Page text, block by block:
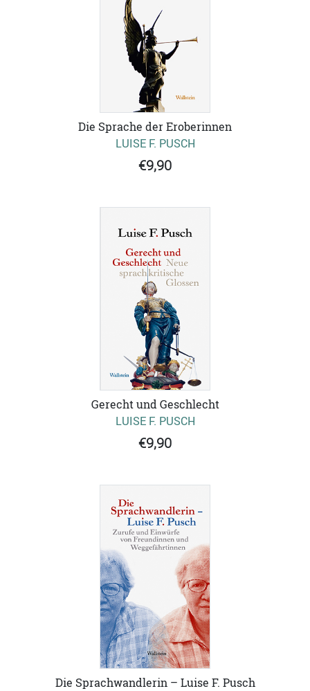
Die Sprache der Eroberinnen
LUISE F. PUSCH
€9,90
Gerecht und Geschlecht
LUISE F. PUSCH
€9,90
Die Sprachwandlerin – Luise F. Pusch